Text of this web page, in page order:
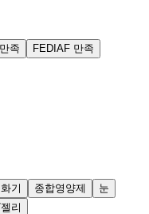
족
FEDIAF 만족
기 종합영양제
눈
리